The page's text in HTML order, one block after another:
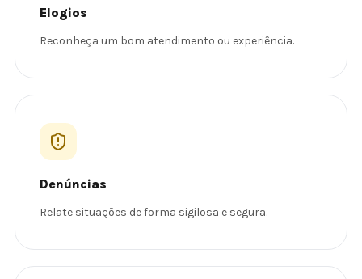
Elogios
Reconheça um bom atendimento ou experiência.
Denúncias
Relate situações de forma sigilosa e segura.